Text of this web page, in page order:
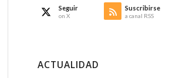
Seguir
on X
Suscribirse
a canal RSS
ACTUALIDAD